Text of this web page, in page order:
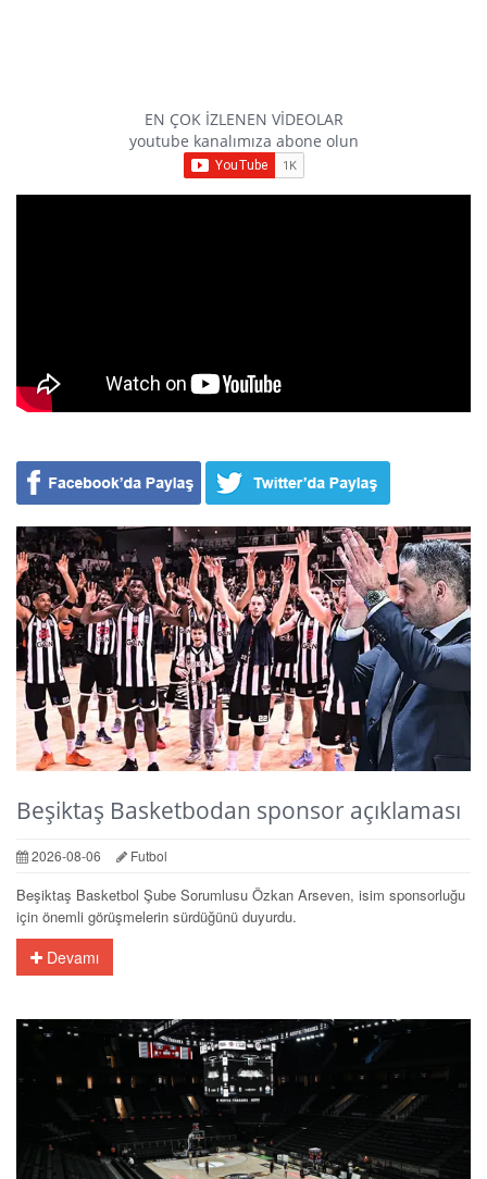
EN ÇOK İZLENEN VİDEOLAR
youtube kanalımıza abone olun
Beşiktaş Basketbodan sponsor açıklaması
2026-08-06 Futbol
Beşiktaş Basketbol Şube Sorumlusu Özkan Arseven, isim sponsorluğu
için önemli görüşmelerin sürdüğünü duyurdu.
Devamı